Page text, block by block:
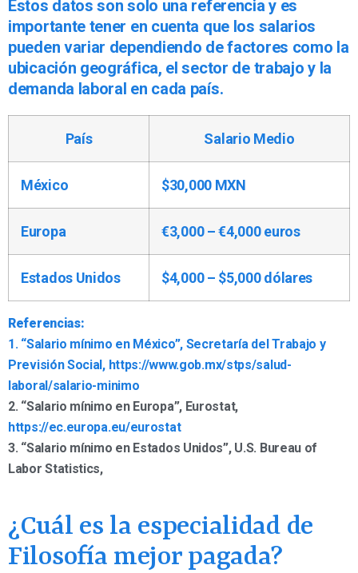
Estos datos son solo una referencia y es
importante tener en cuenta que los salarios
pueden variar dependiendo de factores como la
ubicación geográfica, el sector de trabajo y la
demanda laboral en cada país.
País Salario Medio
México $30,000 MXN
Europa €3,000 – €4,000 euros
Estados Unidos $4,000 – $5,000 dólares
Referencias:
1. “Salario mínimo en México”, Secretaría del Trabajo y
Previsión Social, https://www.gob.mx/stps/salud-
laboral/salario-minimo
2. “Salario mínimo en Europa”, Eurostat,
https://ec.europa.eu/eurostat
3. “Salario mínimo en Estados Unidos”, U.S. Bureau of
Labor Statistics,
¿Cuál es la especialidad de
Filosofía mejor pagada?